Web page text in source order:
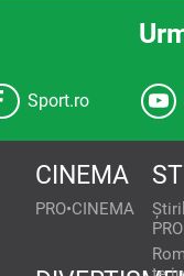
Sport.ro
CINEMA
PRO•CINEMA